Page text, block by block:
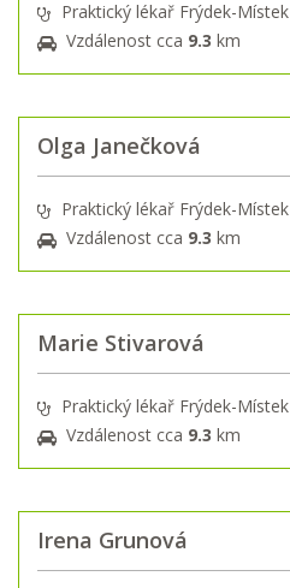
Praktický lékař Frýdek-Místek
Vzdálenost cca 9.3 km
Olga Janečková
Praktický lékař Frýdek-Místek
Vzdálenost cca 9.3 km
Marie Stivarová
Praktický lékař Frýdek-Místek
Vzdálenost cca 9.3 km
Irena Grunová